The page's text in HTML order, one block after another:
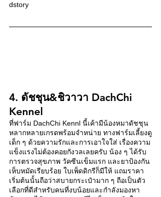
dstory
4. ดัชชุน&ชิวาวา DachChi
Kennel
ที่ฟาร์ม DachChi Kennl นี้เค้ามีน้องหมาดัชชุน
หลากหลายเกรดพร้อมจำหน่าย ทางฟาร์มเลี้ยงดู
เด็ก ๆ ด้วยความรักและการเอาใจใส่ เรื่องความ
แข็งแรงไม่ต้องคอยกังวลเลยครับ น้อง ๆ ได้รับ
การตรวจสุขภาพ วัคซีนเข็มแรก และยาป้องกัน
เห็บหมัดเรียบร้อย ใบเพ็ดดิกรีก็มีให้ แถมราคา
เริ่มต้นนั้นถือว่าสบายกระเป๋ามาก ๆ ถือเป็นตัว
เลือกที่ดีสำหรับคนที่งบน้อยและกำลังมองหา